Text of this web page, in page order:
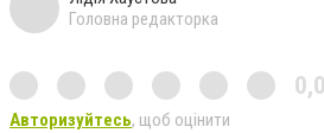
Головна редакторка
0,0
Авторизуйтесь, щоб оцінити